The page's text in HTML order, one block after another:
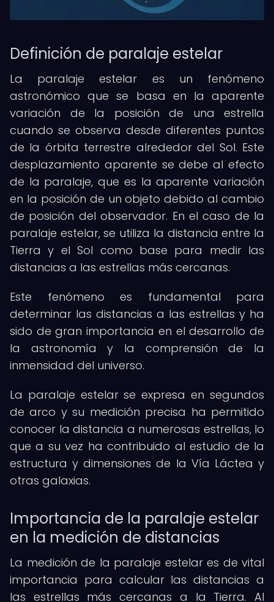
Definición de paralaje estelar
La paralaje estelar es un fenómeno
astronómico que se basa en la aparente
variación de la posición de una estrella
cuando se observa desde diferentes puntos
de la órbita terrestre alrededor del Sol. Este
desplazamiento aparente se debe al efecto
de la paralaje, que es la aparente variación
en la posición de un objeto debido al cambio
de posición del observador. En el caso de la
paralaje estelar, se utiliza la distancia entre la
Tierra y el Sol como base para medir las
distancias a las estrellas más cercanas.
Este fenómeno es fundamental para
determinar las distancias a las estrellas y ha
sido de gran importancia en el desarrollo de
la astronomía y la comprensión de la
inmensidad del universo.
La paralaje estelar se expresa en segundos
de arco y su medición precisa ha permitido
conocer la distancia a numerosas estrellas, lo
que a su vez ha contribuido al estudio de la
estructura y dimensiones de la Vía Láctea y
otras galaxias.
Importancia de la paralaje estelar
en la medición de distancias
La medición de la paralaje estelar es de vital
importancia para calcular las distancias a
las estrellas más cercanas a la Tierra. Al